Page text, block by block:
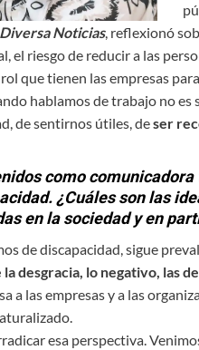
Diversa Noticias, reflexionó
el riesgo de reducir a las
que tienen las empresas
hablamos de trabajo no
de sentirnos útiles, deser
como
¿Cuáles son las
en la sociedad y en
de discapacidad, sigue
desgracia, lo negativo, las
a las empresas y a las
esa perspectiva.